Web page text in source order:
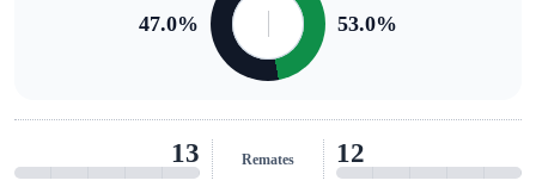
47.0% 53.0%
13 Remates 12